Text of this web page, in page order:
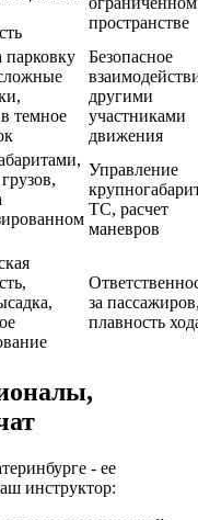
пространстве
темное
Безопасное
другими
участниками
движения
Управление
ТС, расчет
маневров
за
плавность
- ее
инструктор: